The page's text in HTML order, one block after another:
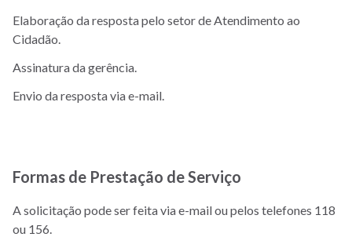
Elaboração da resposta pelo setor de Atendimento ao
Cidadão.
Assinatura da gerência.
Envio da resposta via e-mail.
Formas de Prestação de Serviço
A solicitação pode ser feita via e-mail ou pelos telefones 118
ou 156.